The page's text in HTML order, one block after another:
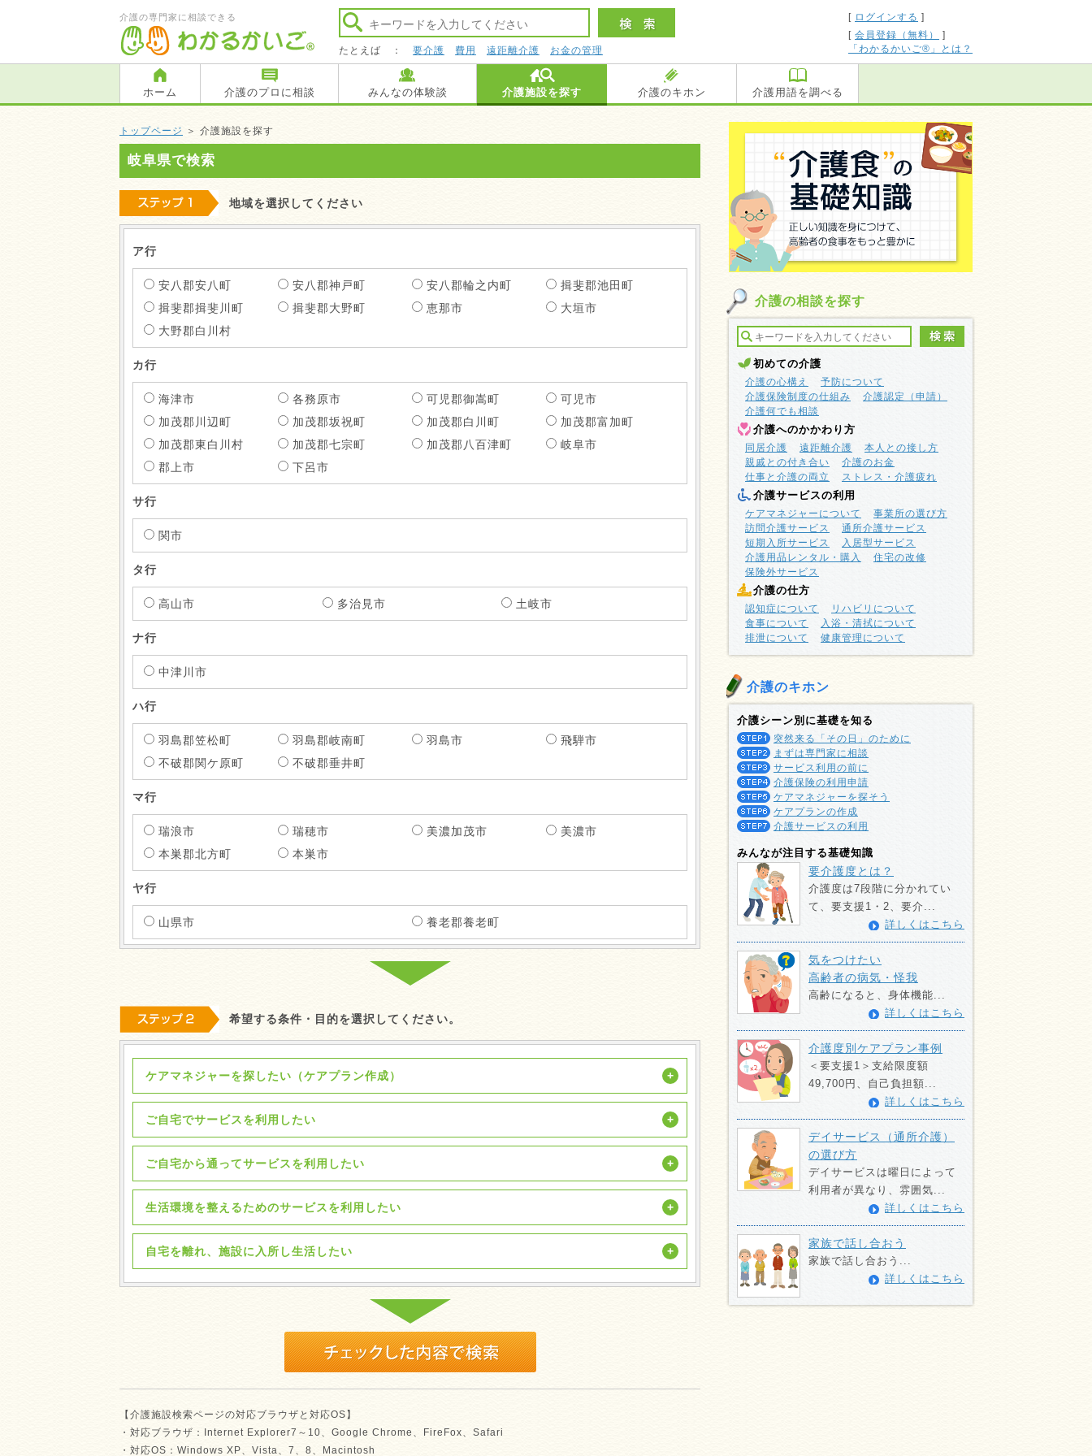
介護の専門家に相談できる
たとえば ： 要介護 費用 遠距離介護 お金の管理
[ ログインする ]
[ 会員登録（無料）
]
「わかるかいご®」とは？
ホーム 介護のプロに相談 みんなの体験談 介護施設を探す 介護のキホン 介護用語を調べる
トップページ ＞ 介護施設を探す
岐阜県で検索
地域を選択してください
ア行
安八郡安八町 安八郡神戸町 安八郡輪之内町
揖斐郡池田町
揖斐郡揖斐川町
揖斐郡大野町 恵那市
大垣市
大野郡白川村
カ行
海津市 各務原市 可児郡御嵩町
可児市
加茂郡川辺町
加茂郡坂祝町 加茂郡白川町
加茂郡富加町
加茂郡東白川村
加茂郡七宗町 加茂郡八百津町
岐阜市
郡上市
下呂市
サ行
関市
タ行
高山市 多治見市 土岐市
ナ行
中津川市
ハ行
羽島郡笠松町 羽島郡岐南町 羽島市
飛騨市
不破郡関ケ原町
不破郡垂井町
マ行
瑞浪市 瑞穂市 美濃加茂市
美濃市
本巣郡北方町
本巣市
ヤ行
山県市 養老郡養老町
希望する条件・目的を選択してください。
ケアマネジャーを探したい（ケアプラン作成）
ご自宅でサービスを利用したい
ご自宅から通ってサービスを利用したい
生活環境を整えるためのサービスを利用したい
自宅を離れ、施設に入所し生活したい
【介護施設検索ページの対応ブラウザと対応OS】
・対応ブラウザ：Internet Explorer7～10、Google Chrome、FireFox、Safari
・対応OS：Windows XP、Vista、7、8、Macintosh
介護の相談を探す
初めての介護
介護の心構え
予防について
介護保険制度の仕組み
介護認定（申請）
介護何でも相談
介護へのかかわり方
同居介護 遠距離介護
本人との接し方
親戚との付き合い
介護のお金
仕事と介護の両立
ストレス・介護疲れ
介護サービスの利用
ケアマネジャーについて
事業所の選び方
訪問介護サービス
通所介護サービス
短期入所サービス
入居型サービス
介護用品レンタル・購入
住宅の改修
保険外サービス
介護の仕方
認知症について
リハビリについて
食事について
入浴・清拭について
排泄について
健康管理について
介護のキホン
介護シーン別に基礎を知る
突然来る「その日」のために
まずは専門家に相談
サービス利用の前に
介護保険の利用申請
ケアマネジャーを探そう
ケアプランの作成
介護サービスの利用
みんなが注目する基礎知識
要介護度とは？
介護度は7段階に分かれてい
て、要支援1・2、要介...
詳しくはこちら
気をつけたい
高齢者の病気・怪我
高齢になると、身体機能...
詳しくはこちら
介護度別ケアプラン事例
＜要支援1＞支給限度額
49,700円、自己負担額...
詳しくはこちら
デイサービス（通所介護）
の選び方
デイサービスは曜日によって
利用者が異なり、雰囲気...
詳しくはこちら
家族で話し合おう
家族で話し合おう...
詳しくはこちら